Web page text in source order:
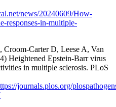
news/20240609/How-
responses-in-multiple-
Carter D, Leese A, Van
Heightened Epstein-Barr virus
in multiple sclerosis. PLoS
journals.plos.org/